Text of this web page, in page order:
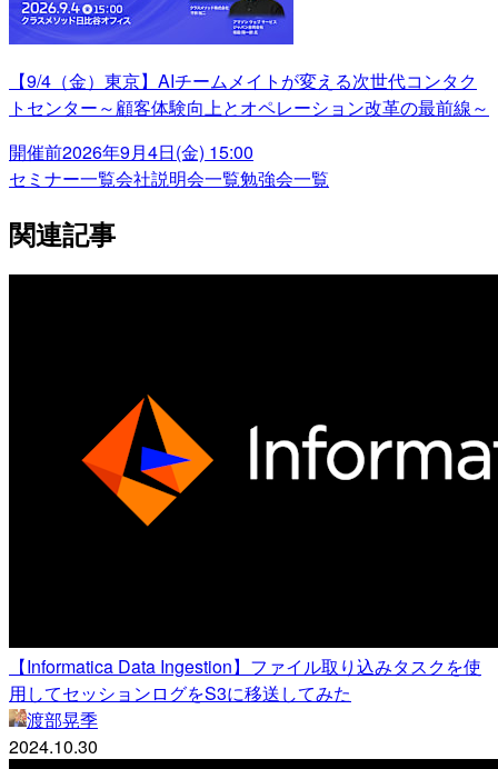
【9/4（金）東京】AIチームメイトが変える次世代コンタク
トセンター～顧客体験向上とオペレーション改革の最前線～
開催前2026年9月4日(金) 15:00
セミナー一覧会社説明会一覧勉強会一覧
関連記事
【Informatica Data Ingestion】ファイル取り込みタスクを使
用してセッションログをS3に移送してみた
渡部晃季
2024.10.30